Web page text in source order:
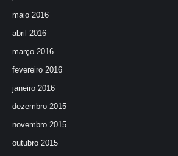
maio 2016
abril 2016
março 2016
fevereiro 2016
janeiro 2016
dezembro 2015
novembro 2015
outubro 2015